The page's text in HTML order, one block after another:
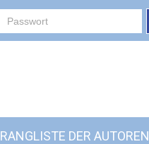
RANGLISTE DER AUTOREN